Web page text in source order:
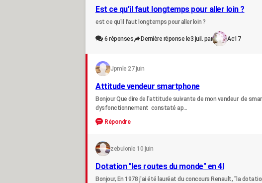
Est ce qu'il faut longtemps pour aller loin ?
est ce qu'il faut longtemps pour aller loin ?
6 réponses Dernière réponse le3 juil. par Ac17
Jpm le 27 juin
Attitude vendeur smartphone
Bonjour Que dire de l'attitude suivante de mon vendeur de
dysfonctionnement constaté ap...
Répondre
zebulon le 10 juin
Dotation "les routes du monde" en 4l
Bonjour, En 1978 j'ai été lauréat du concours Renault, "la